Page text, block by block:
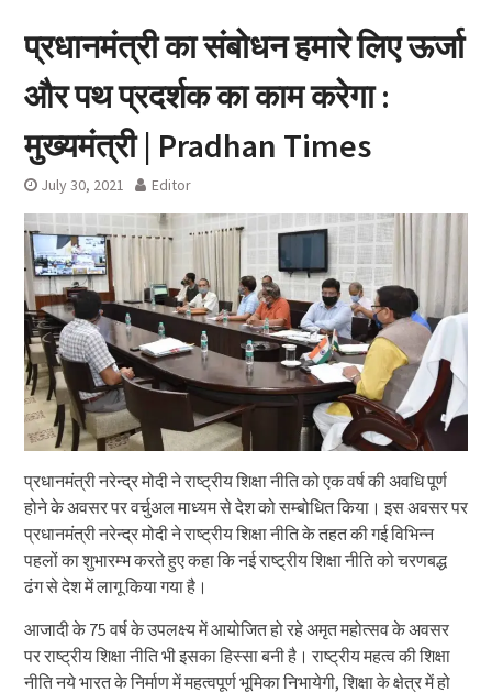
प्रधानमंत्री का संबोधन हमारे लिए ऊर्जा
और पथ प्रदर्शक का काम करेगा :
मुख्यमंत्री | Pradhan Times
July 30, 2021 Editor
प्रधानमंत्री नरेन्द्र मोदी ने राष्ट्रीय शिक्षा नीति को एक वर्ष की अवधि पूर्ण
होने के अवसर पर वर्चुअल माध्यम से देश को सम्बोधित किया। इस अवसर पर
प्रधानमंत्री नरेन्द्र मोदी ने राष्ट्रीय शिक्षा नीति के तहत की गई विभिन्न
पहलों का शुभारम्भ करते हुए कहा कि नई राष्ट्रीय शिक्षा नीति को चरणबद्ध
ढंग से देश में लागू किया गया है।
आजादी के 75 वर्ष के उपलक्ष्य में आयोजित हो रहे अमृत महोत्सव के अवसर
पर राष्ट्रीय शिक्षा नीति भी इसका हिस्सा बनी है। राष्ट्रीय महत्व की शिक्षा
नीति नये भारत के निर्माण में महत्वपूर्ण भूमिका निभायेगी, शिक्षा के क्षेत्र में हो